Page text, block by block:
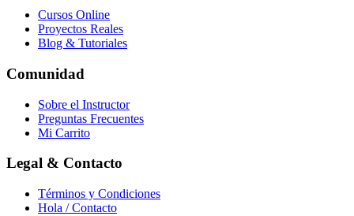
Cursos Online
Proyectos Reales
Blog & Tutoriales
Comunidad
Sobre el Instructor
Preguntas Frecuentes
Mi Carrito
Legal & Contacto
Términos y Condiciones
Hola / Contacto